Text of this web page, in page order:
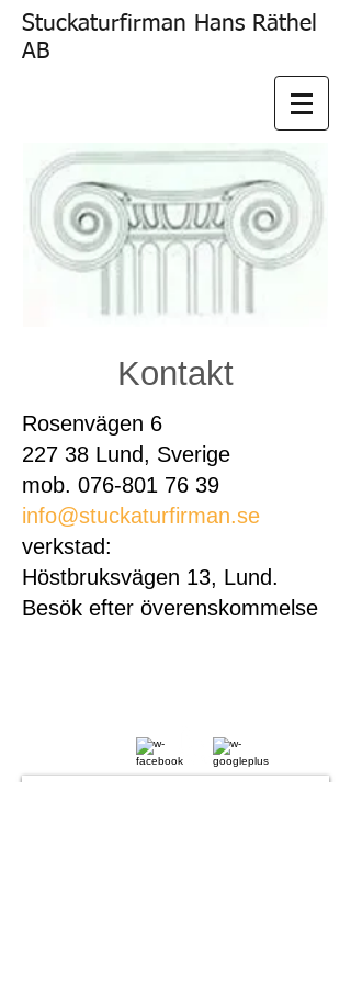
Stuckaturfirman Hans Räthel
AB
Kontakt
Rosenvägen 6
227 38 Lund, Sverige
mob. 076-801 76 39
info@stuckaturfirman.se
verkstad:
Höstbruksvägen 13, Lund.
Besök efter överenskommelse